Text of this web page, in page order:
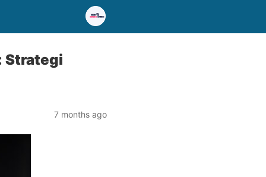
Strategi
7 months ago